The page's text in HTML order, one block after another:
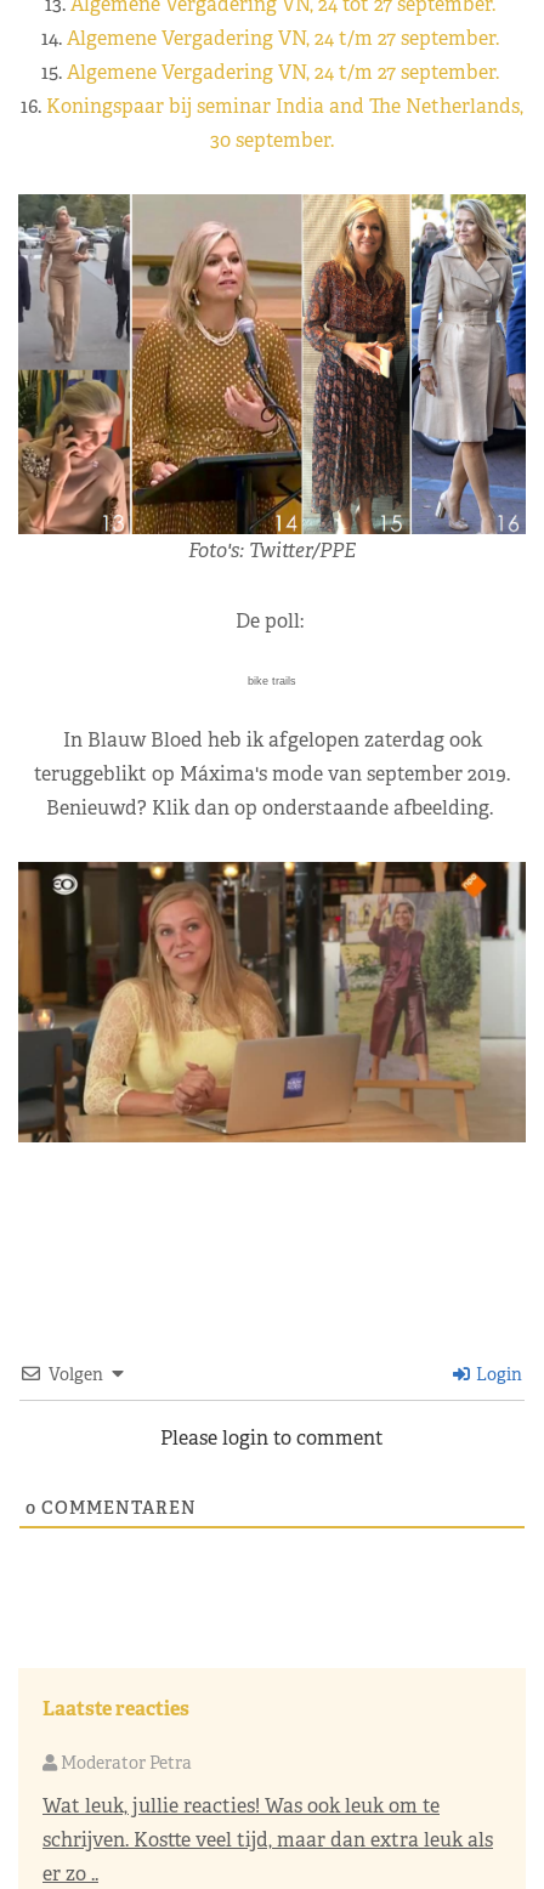
14.Algemene Vergadering VN, 24 t/m 27 september.
15.Algemene Vergadering VN, 24 t/m 27 september.
16. Koningspaar bij seminar India and The Netherlands,
30 september.
Foto's: Twitter/PPE
De poll:
bike trails
In Blauw Bloed heb ik afgelopen zaterdag ook
teruggeblikt op Máxima's mode van september 2019.
Benieuwd? Klik dan op onderstaande afbeelding.
Volgen Login
Please login to comment
0 COMMENTAREN
Laatste reacties
Moderator Petra
Wat leuk, jullie reacties! Was ook leuk om te
schrijven. Kostte veel tijd, maar dan extra leuk als
er zo ..